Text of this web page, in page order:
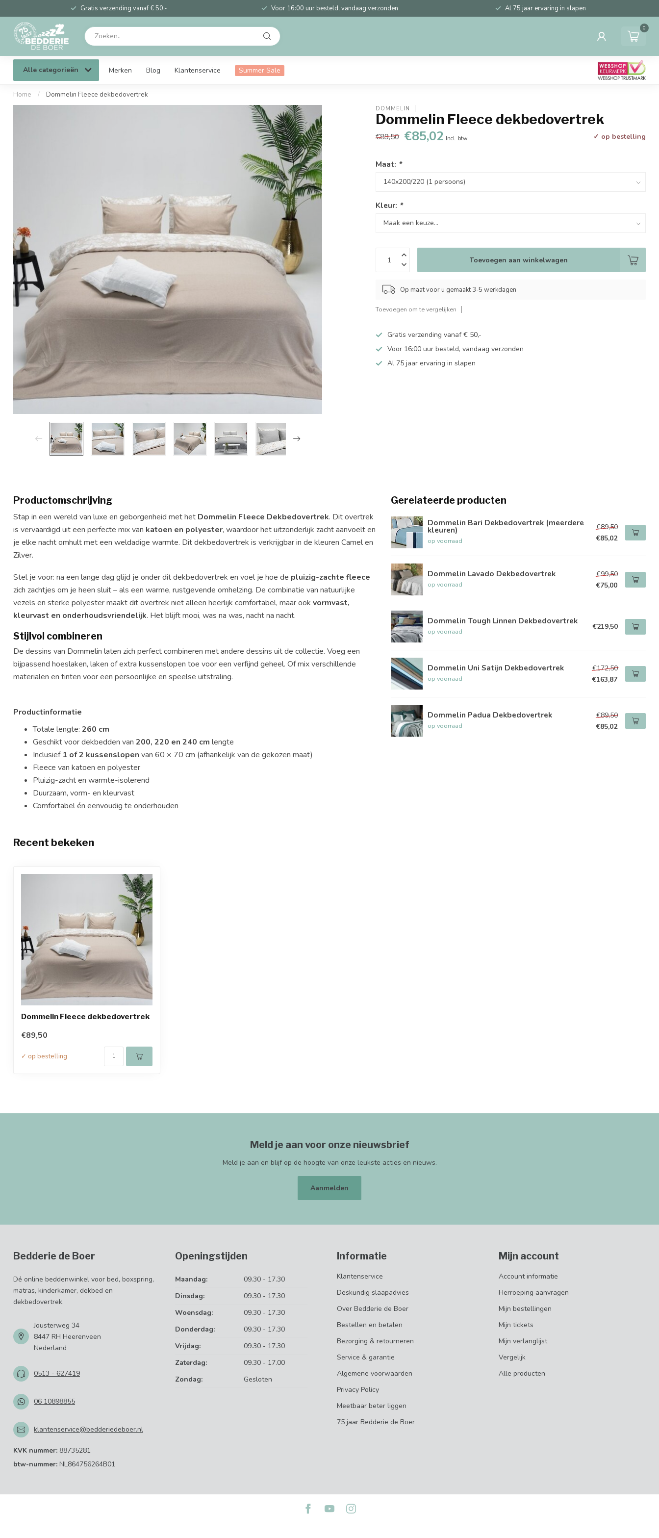
Gratis verzending vanaf € 50,- Voor 16:00 uur besteld, vandaag verzonden Al 75 jaar ervaring in slapen
0
Alle categorieën Merken Blog Klantenservice Summer Sale
Home / Dommelin Fleece dekbedovertrek
DOMMELIN
Dommelin Fleece dekbedovertrek
€89,50 €85,02 Incl. btw ✓ op bestelling
Maat: *
Kleur: *
Toevoegen aan winkelwagen
Op maat voor u gemaakt 3-5 werkdagen
Toevoegen om te vergelijken
Gratis verzending vanaf € 50,-
Voor 16:00 uur besteld, vandaag verzonden
Al 75 jaar ervaring in slapen
Productomschrijving
Stap in een wereld van luxe en geborgenheid met het Dommelin Fleece Dekbedovertrek. Dit overtrek
is vervaardigd uit een perfecte mix van katoen en polyester, waardoor het uitzonderlijk zacht aanvoelt en
je elke nacht omhult met een weldadige warmte. Dit dekbedovertrek is verkrijgbar in de kleuren Camel en
Zilver.
Stel je voor: na een lange dag glijd je onder dit dekbedovertrek en voel je hoe de pluizig-zachte fleece
zich zachtjes om je heen sluit – als een warme, rustgevende omhelzing. De combinatie van natuurlijke
vezels en sterke polyester maakt dit overtrek niet alleen heerlijk comfortabel, maar ook vormvast,
kleurvast en onderhoudsvriendelijk. Het blijft mooi, was na was, nacht na nacht.
Stijlvol combineren
De dessins van Dommelin laten zich perfect combineren met andere dessins uit de collectie. Voeg een
bijpassend hoeslaken, laken of extra kussenslopen toe voor een verfijnd geheel. Of mix verschillende
materialen en tinten voor een persoonlijke en speelse uitstraling.
Productinformatie
Totale lengte: 260 cm
Geschikt voor dekbedden van 200, 220 en 240 cm lengte
Inclusief 1 of 2 kussenslopen van 60 × 70 cm (afhankelijk van de gekozen maat)
Fleece van katoen en polyester
Pluizig-zacht en warmte-isolerend
Duurzaam, vorm- en kleurvast
Comfortabel én eenvoudig te onderhouden
Gerelateerde producten
Dommelin Bari Dekbedovertrek (meerdere
kleuren)
op voorraad
€89,50
€85,02
Dommelin Lavado Dekbedovertrek
op voorraad
€99,50
€75,00
Dommelin Tough Linnen Dekbedovertrek
op voorraad €219,50
Dommelin Uni Satijn Dekbedovertrek
op voorraad
€172,50
€163,87
Dommelin Padua Dekbedovertrek
op voorraad
€89,50
€85,02
Recent bekeken
Dommelin Fleece dekbedovertrek
€89,50
✓ op bestelling
Meld je aan voor onze nieuwsbrief
Meld je aan en blijf op de hoogte van onze leukste acties en nieuws.
Aanmelden
Bedderie de Boer
Dé online beddenwinkel voor bed, boxspring,
matras, kinderkamer, dekbed en
dekbedovertrek.
Jousterweg 34
8447 RH Heerenveen
Nederland
0513 - 627419
06 10898855
klantenservice@bedderiedeboer.nl
KVK nummer: 88735281
btw-nummer: NL864756264B01
Openingstijden
Maandag:
09.30 - 17.30
Dinsdag:
09.30 - 17.30
Woensdag:
09.30 - 17.30
Donderdag:
09.30 - 17.30
Vrijdag:
09.30 - 17.30
Zaterdag:
09.30 - 17.00
Zondag:
Gesloten
Informatie
Klantenservice
Deskundig slaapadvies
Over Bedderie de Boer
Bestellen en betalen
Bezorging & retourneren
Service & garantie
Algemene voorwaarden
Privacy Policy
Meetbaar beter liggen
75 jaar Bedderie de Boer
Mijn account
Account informatie
Herroeping aanvragen
Mijn bestellingen
Mijn tickets
Mijn verlanglijst
Vergelijk
Alle producten